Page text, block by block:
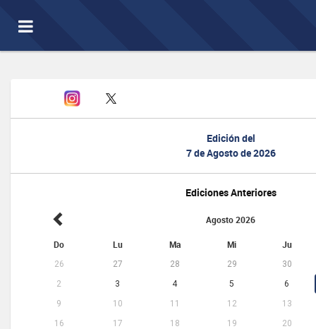
Toggle
navigation
Edición del
7 de Agosto de 2026
Ediciones Anteriores
Agosto 2026
Do Lu Ma Mi Ju
26 27 28 29
30
2
3 4 5
6
9
10 11 12
13
16
17 18 19
20